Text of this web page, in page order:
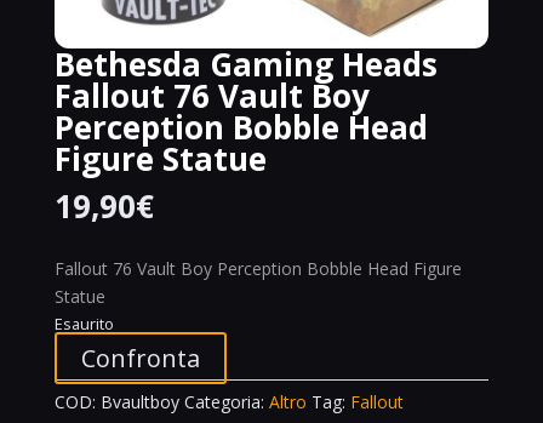
Bethesda Gaming Heads
Fallout 76 Vault Boy
Perception Bobble Head
Figure Statue
19,90€
Fallout 76 Vault Boy Perception Bobble Head Figure
Statue
Esaurito
Confronta
COD: Bvaultboy Categoria: Altro Tag: Fallout